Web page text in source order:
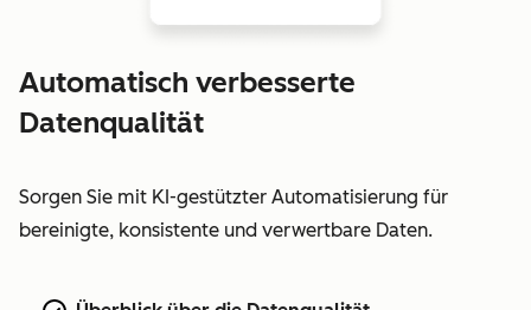
Automatisch verbesserte
Datenqualität
Sorgen Sie mit KI-gestützter Automatisierung für
bereinigte, konsistente und verwertbare Daten.